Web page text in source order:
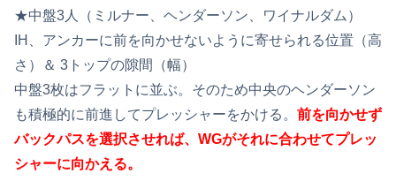
★中盤3人（ミルナー、ヘンダーソン、ワイナルダム）
IH、アンカーに前を向かせないように寄せられる位置（高
さ）＆ 3トップの隙間（幅）
中盤3枚はフラットに並ぶ。そのため中央のヘンダーソン
も積極的に前進してプレッシャーをかける。 前を向かせず
バックパスを選択させれば、WGがそれに合わせてプレッ
シャーに向かえる。